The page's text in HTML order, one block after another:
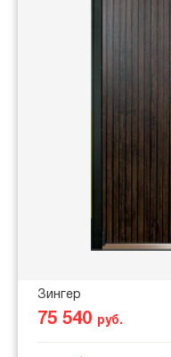
Зингер
75 540 руб.